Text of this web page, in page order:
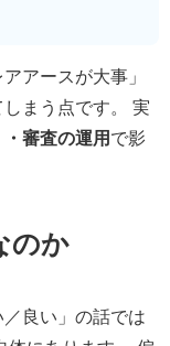
アースが大事」
まう点です。 実
審査の運用 で影
のか
良い」の話では